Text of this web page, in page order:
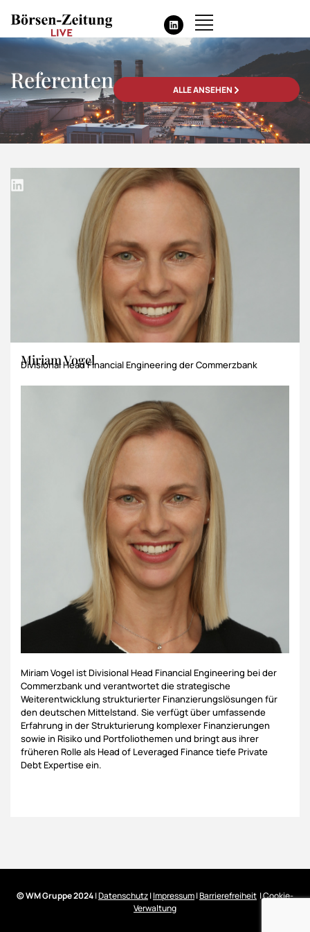
Referenten ALLE ANSEHEN
Miriam Vogel
Divisional Head Financial Engineering der Commerzbank
Miriam Vogel ist Divisional Head Financial Engineering bei der
Commerzbank und verantwortet die strategische
Weiterentwicklung strukturierter Finanzierungslösungen für
den deutschen Mittelstand. Sie verfügt über umfassende
Erfahrung in der Strukturierung komplexer Finanzierungen
sowie in Risiko und Portfoliothemen und bringt aus ihrer
früheren Rolle als Head of Leveraged Finance tiefe Private
Debt Expertise ein.
© WM Gruppe 2024|Datenschutz|Impressum|Barrierefreiheit |Cookie-
Verwaltung